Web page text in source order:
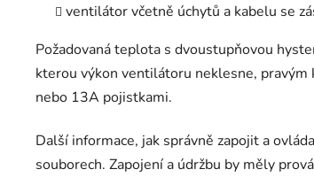
ventilátor včetně úchytů a kabelu se
Požadovaná teplota s dvoustupňovou
kterou výkon ventilátoru neklesne,
nebo 13A pojistkami.
Další informace, jak správně zapojit a
souborech. Zapojení a údržbu by měly